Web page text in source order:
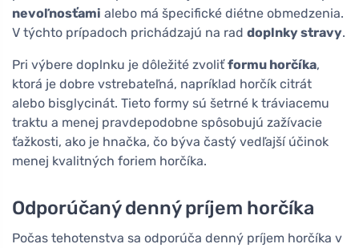
nevoľnosťami alebo má špecifické diétne obmedzenia.
V týchto prípadoch prichádzajú na rad doplnky stravy.
Pri výbere doplnku je dôležité zvoliťformu horčíka,
ktorá je dobre vstrebateľná, napríklad horčík citrát
alebo bisglycinát. Tieto formy sú šetrné k tráviacemu
traktu a menej pravdepodobne spôsobujú zažívacie
ťažkosti, ako je hnačka, čo býva častý vedľajší účinok
menej kvalitných foriem horčíka.
Odporúčaný denný príjem horčíka
Počas tehotenstva sa odporúča denný príjem horčíka v